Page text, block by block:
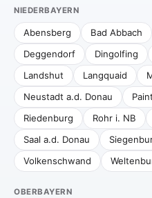
NIEDERBAYERN
Abensberg Bad Abbach
Deggendorf
Dingolfing
Landshut
Langquaid
Neustadt a.d. Donau
Riedenburg
Rohr i. NB
Saal a.d. Donau
Volkenschwand
OBERBAYERN